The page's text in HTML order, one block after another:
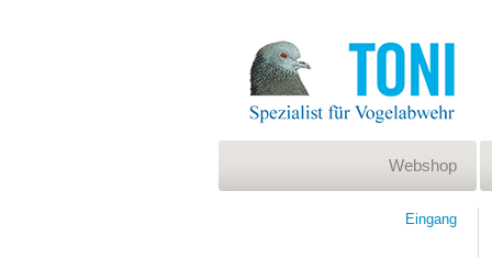
Webshop
Eingang